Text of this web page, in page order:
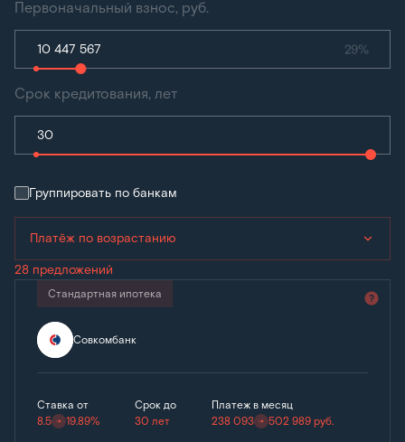
Первоначальный взнос, руб.
29%
Срок кредитования, лет
Группировать по банкам
Платёж по возрастанию
28 предложений
Стандартная ипотека
Совкомбанк
Ставка от
8.5
19.89%
Срок до
30 лет
Платеж в месяц
238 093
502 989 руб.